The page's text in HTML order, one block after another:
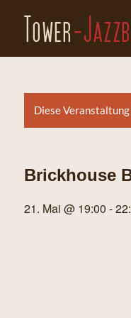
Diese
Brickhouse
21. Mai @ 19:00 -